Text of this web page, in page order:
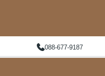
088-677-9187